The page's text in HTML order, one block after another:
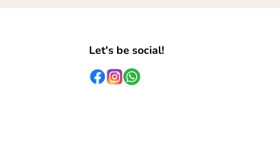
Let's be social!